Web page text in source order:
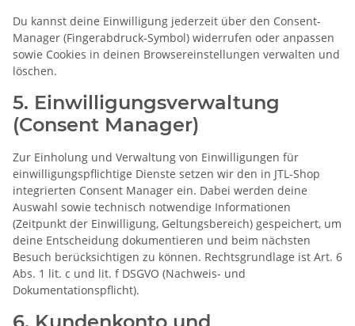
Du kannst deine Einwilligung jederzeit über den Consent-
Manager (Fingerabdruck-Symbol) widerrufen oder anpassen
sowie Cookies in deinen Browsereinstellungen verwalten und
löschen.
5. Einwilligungsverwaltung
(Consent Manager)
Zur Einholung und Verwaltung von Einwilligungen für
einwilligungspflichtige Dienste setzen wir den in JTL-Shop
integrierten Consent Manager ein. Dabei werden deine
Auswahl sowie technisch notwendige Informationen
(Zeitpunkt der Einwilligung, Geltungsbereich) gespeichert, um
deine Entscheidung dokumentieren und beim nächsten
Besuch berücksichtigen zu können. Rechtsgrundlage ist Art. 6
Abs. 1 lit. c und lit. f DSGVO (Nachweis- und
Dokumentationspflicht).